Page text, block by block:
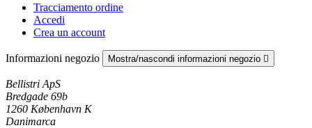
Tracciamento ordine
Accedi
Crea un account
Informazioni negozio Mostra/nascondi informazioni negozio 
Bellistri ApS
Bredgade 69b
1260 København K
Danimarca